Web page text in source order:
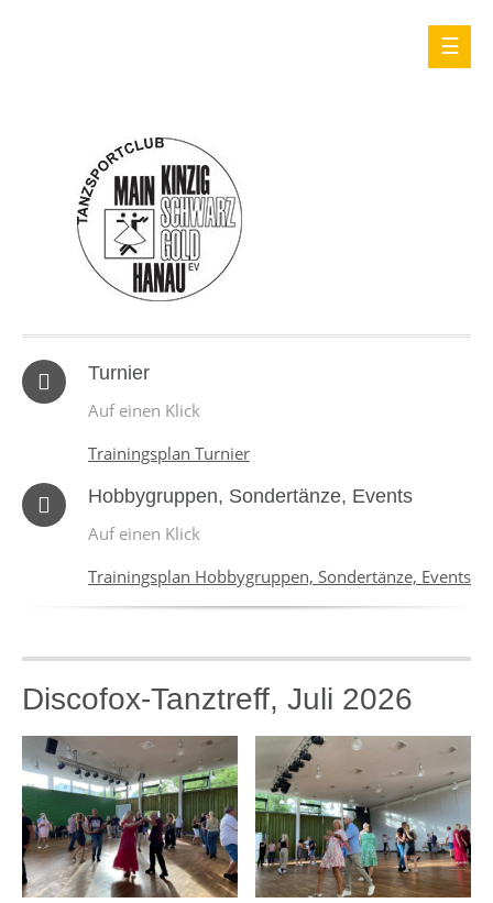
Turnier
Auf einen Klick
Trainingsplan Turnier
Hobbygruppen, Sondertänze, Events
Auf einen Klick
Trainingsplan Hobbygruppen, Sondertänze, Events
Discofox-Tanztreff, Juli 2026